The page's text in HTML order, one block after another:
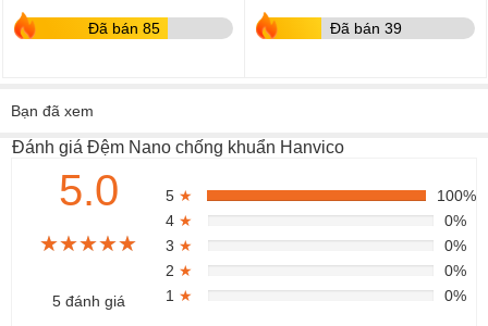
Đã bán 85 Đã bán 39
Bạn đã xem
Đánh giá Đệm Nano chống khuẩn Hanvico
5.0
★★★★★
★★★★★
★★★★★
5 đánh giá
5 ★
100%
4 ★
0%
3 ★
0%
2 ★
0%
1 ★ 0%